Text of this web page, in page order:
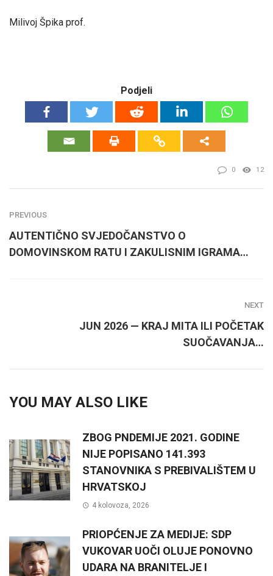
Milivoj Špika prof.
Podjeli
0 12
PREVIOUS
AUTENTIČNO SVJEDOČANSTVO O
DOMOVINSKOM RATU I ZAKULISNIM IGRAMA…
NEXT
JUN 2026 — KRAJ MITA ILI POČETAK
SUOČAVANJA…
YOU MAY ALSO LIKE
ZBOG PNDEMIJE 2021. GODINE
NIJE POPISANO 141.393
STANOVNIKA S PREBIVALIŠTEM U
HRVATSKOJ
4 kolovoza, 2026
PRIOPĆENJE ZA MEDIJE: SDP
VUKOVAR UOČI OLUJE PONOVNO
UDARA NA BRANITELJE I